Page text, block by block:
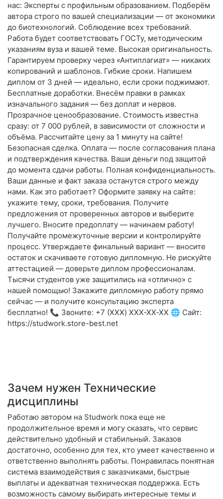
нас: Эксперты с профильным образованием. Подберём
автора строго по вашей специализации — от экономики
до биотехнологий. Соблюдение всех требований.
Работа будет соответствовать ГОСТу, методическим
указаниям вуза и вашей теме. Высокая оригинальность.
Гарантируем проверку через «Антиплагиат» — никаких
копирований и шаблонов. Гибкие сроки. Напишем
диплом от 3 дней — идеально, если сроки поджимают.
Бесплатные доработки. Внесём правки в рамках
изначального задания — без доплат и нервов.
Прозрачное ценообразование. Стоимость известна
сразу: от 7 000 рублей, в зависимости от сложности и
объёма. Рассчитайте цену за 1 минуту на сайте!
Безопасная сделка. Оплата — после согласования плана
и подтверждения качества. Ваши деньги под защитой
до момента сдачи работы. Полная конфиденциальность.
Ваши данные и факт заказа останутся строго между
нами. Как это работает? Оформите заявку на сайте:
укажите тему, сроки, требования. Получите
предложения от проверенных авторов и выберите
лучшего. Вносите предоплату — начинаем работу!
Получайте промежуточные версии и контролируйте
процесс. Утверждаете финальный вариант — вносите
остаток и скачиваете готовую дипломную. Не рискуйте
аттестацией — доверьте диплом профессионалам.
Тысячи студентов уже защитились на «отлично» с
нашей помощью! Закажите дипломную работу прямо
сейчас — и получите консультацию эксперта
бесплатно! 📞 Звоните: +7 (XXX) XXX‑XX‑XX 🌐 Сайт:
https://studwork.store-best.net
Зачем нужен Технические
дисциплины
Работаю автором на Studwork пока еще не
продолжительное время и могу сказать, что сервис
действительно удобный и стабильный. Заказов
достаточно, особенно для тех, кто умеет качественно и
ответственно выполнять работы. Понравилась понятная
система взаимодействия с заказчиками, быстрые
выплаты и адекватная техническая поддержка. Есть
возможность самому выбирать интересные темы и